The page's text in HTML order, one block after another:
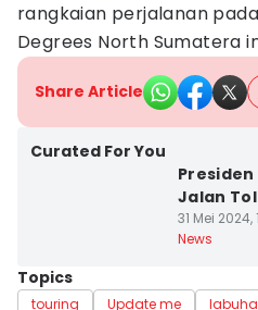
rangkaian perjalanan
Degrees North Sumatera
Share Article
Curated For You
Jalan
31 Mei 2024,
News
Topics
touring Update me